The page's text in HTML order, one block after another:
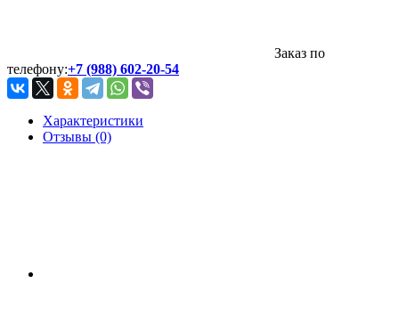
Заказ по
телефону:+7 (988) 602-20-54
Характеристики
Отзывы (0)